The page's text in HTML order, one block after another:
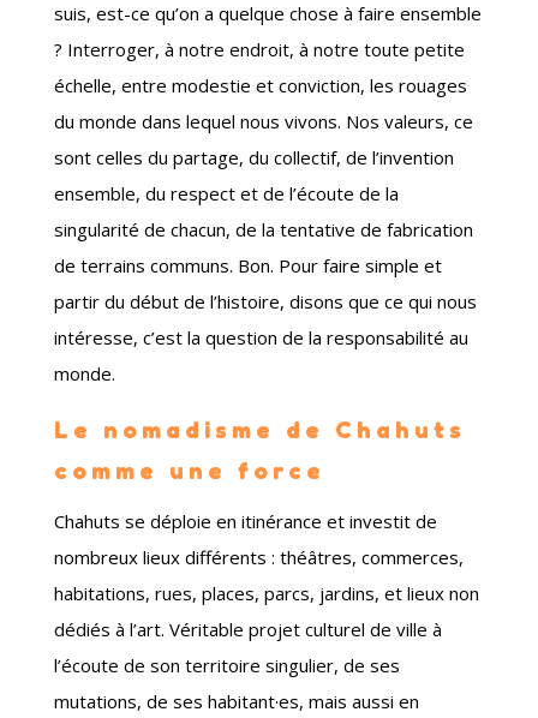
suis, est-ce qu’on a quelque chose à faire ensemble
? Interroger, à notre endroit, à notre toute petite
échelle, entre modestie et conviction, les rouages
du monde dans lequel nous vivons. Nos valeurs, ce
sont celles du partage, du collectif, de l’invention
ensemble, du respect et de l’écoute de la
singularité de chacun, de la tentative de fabrication
de terrains communs. Bon. Pour faire simple et
partir du début de l’histoire, disons que ce qui nous
intéresse, c’est la question de la responsabilité au
monde.
Le nomadisme de Chahuts
comme une force
Chahuts se déploie en itinérance et investit de
nombreux lieux différents : théâtres, commerces,
habitations, rues, places, parcs, jardins, et lieux non
dédiés à l’art. Véritable projet culturel de ville à
l’écoute de son territoire singulier, de ses
mutations, de ses habitant·es, mais aussi en